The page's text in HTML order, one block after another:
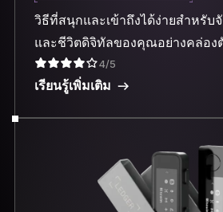
วิธีที่สนุกและเข้าถึงได้ง่ายสำหรับ
และชีวิตดิจิทัลของคุณอย่างคล่อง
4/5
เรียนรู้เพิ่มเติม